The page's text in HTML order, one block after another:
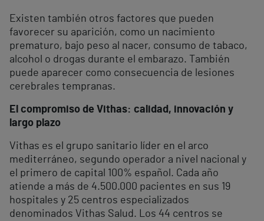
Existen también otros factores que pueden
favorecer su aparición, como un nacimiento
prematuro, bajo peso al nacer, consumo de tabaco,
alcohol o drogas durante el embarazo. También
puede aparecer como consecuencia de lesiones
cerebrales tempranas.
El compromiso de Vithas: calidad, innovación y
largo plazo
Vithas es el grupo sanitario líder en el arco
mediterráneo, segundo operador a nivel nacional y
el primero de capital 100% español. Cada año
atiende a más de 4.500.000 pacientes en sus 19
hospitales y 25 centros especializados
denominados Vithas Salud. Los 44 centros se